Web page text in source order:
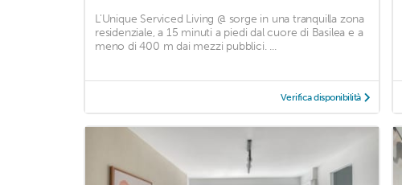
L'Unique Serviced Living @ sorge in una tranquilla zona
residenziale, a 15 minuti a piedi dal cuore di Basilea e a
meno di 400 m dai mezzi pubblici. ...
Verifica disponibilità